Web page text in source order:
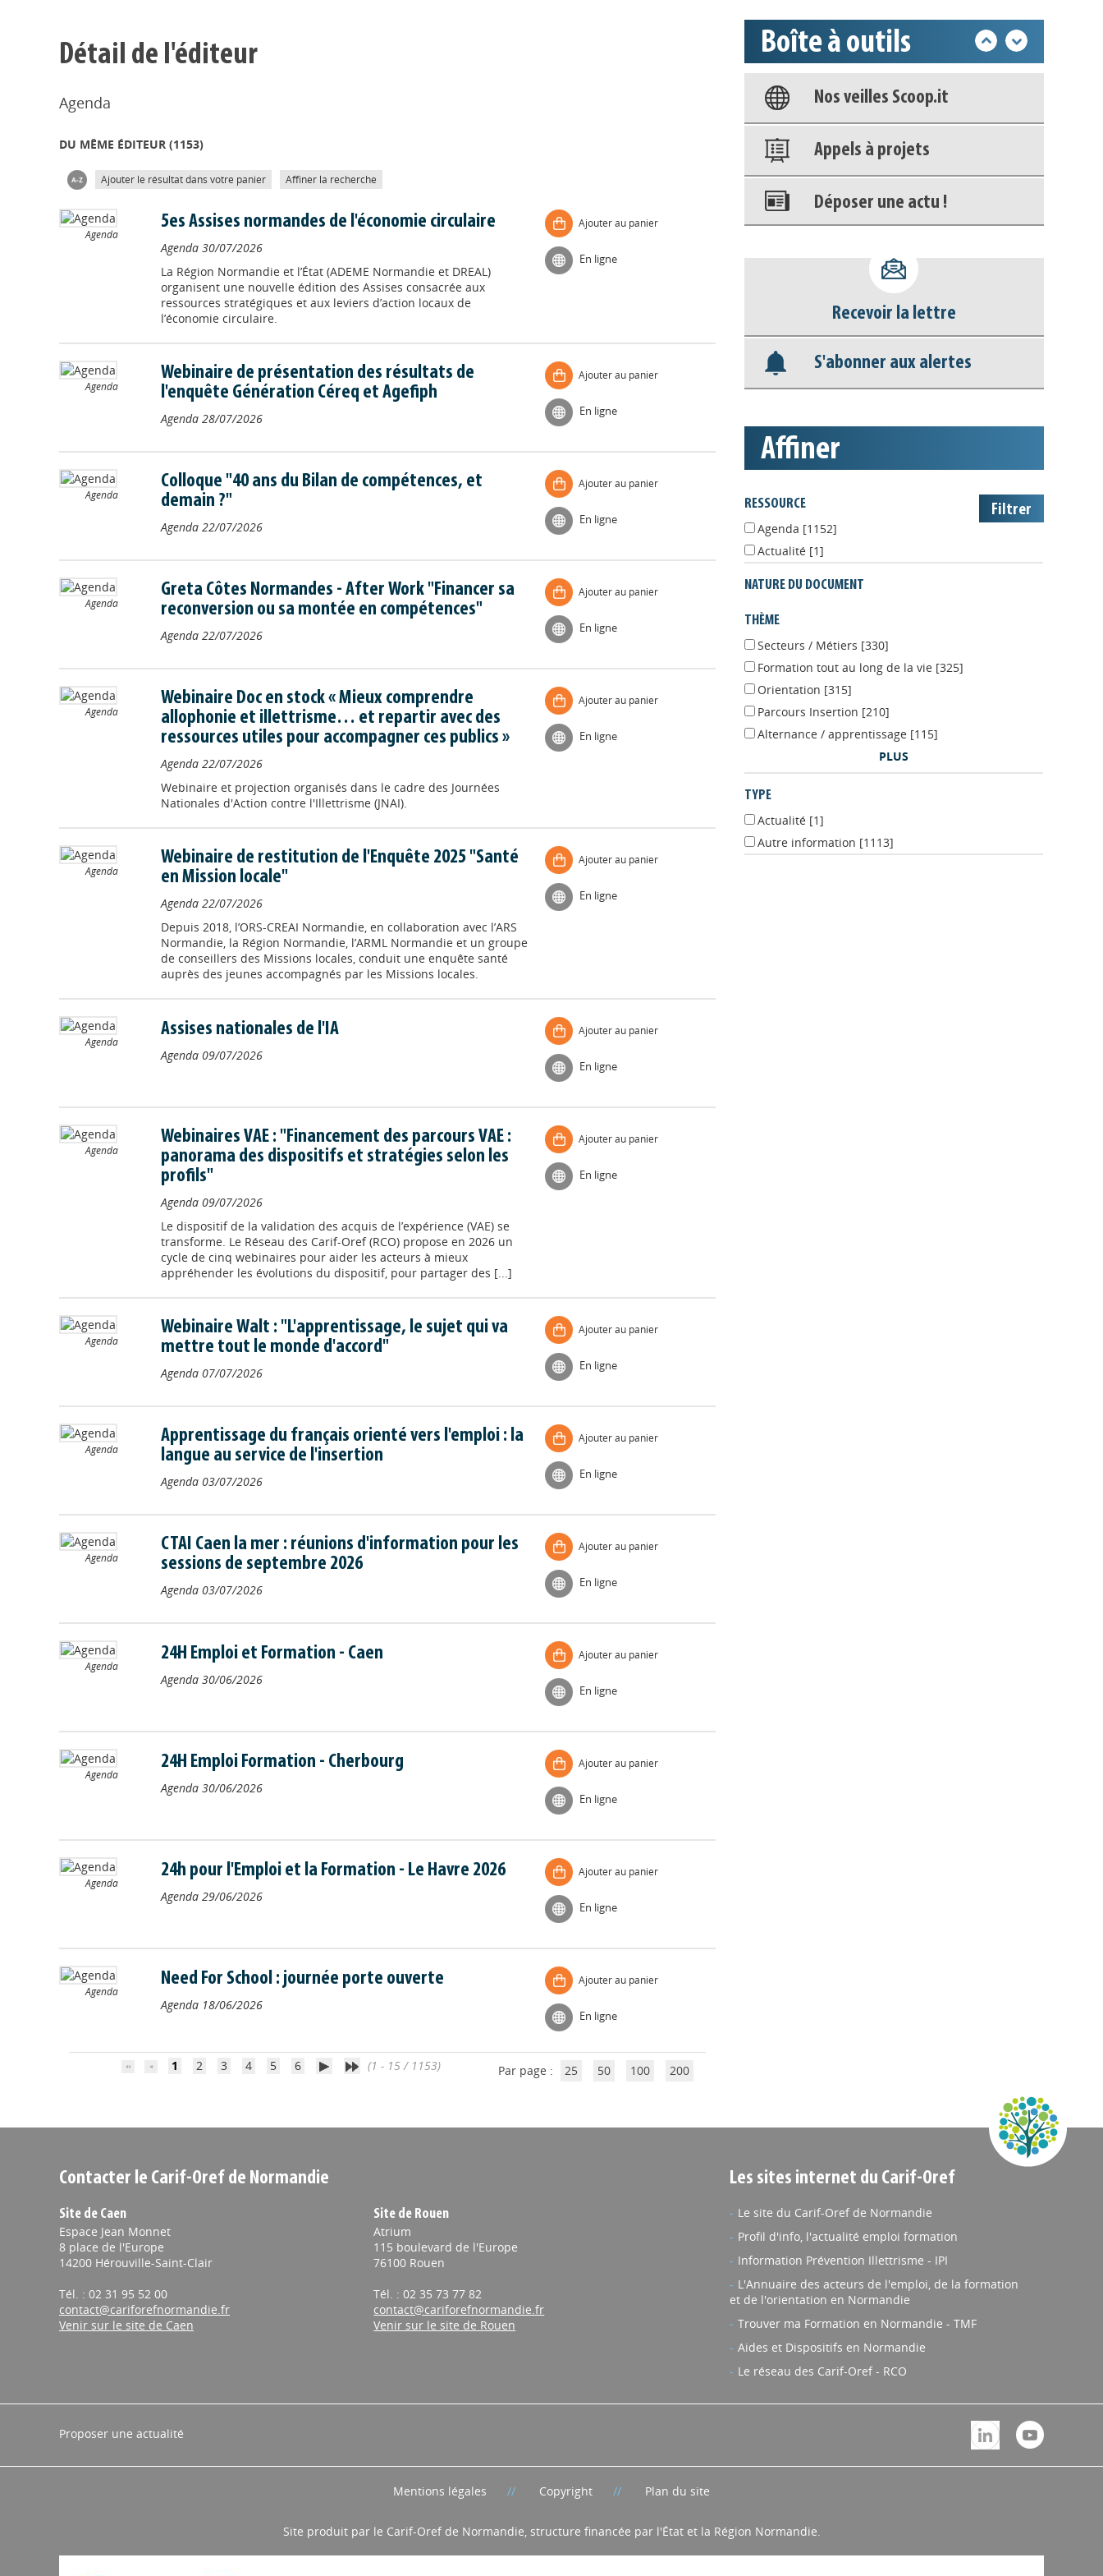
Détail de l'éditeur
Agenda
DU MÊME ÉDITEUR (1153)
Ajouter le résultat dans votre panier Affiner la recherche
Agenda
5es Assises normandes de l'économie circulaire
Agenda 30/07/2026
La Région Normandie et l’État (ADEME Normandie et DREAL)
organisent une nouvelle édition des Assises consacrée aux
ressources stratégiques et aux leviers d’action locaux de
l’économie circulaire.
Ajouter au panier
En ligne
Agenda
Webinaire de présentation des résultats de
l'enquête Génération Céreq et Agefiph
Agenda 28/07/2026
Ajouter au panier
En ligne
Agenda
Colloque "40 ans du Bilan de compétences, et
demain ?"
Agenda 22/07/2026
Ajouter au panier
En ligne
Agenda
Greta Côtes Normandes - After Work "Financer sa
reconversion ou sa montée en compétences"
Agenda 22/07/2026
Ajouter au panier
En ligne
Agenda
Webinaire Doc en stock « Mieux comprendre
allophonie et illettrisme… et repartir avec des
ressources utiles pour accompagner ces publics »
Agenda 22/07/2026
Webinaire et projection organisés dans le cadre des Journées
Nationales d'Action contre l'Illettrisme (JNAI).
Ajouter au panier
En ligne
Agenda
Webinaire de restitution de l'Enquête 2025 "Santé
en Mission locale"
Agenda 22/07/2026
Depuis 2018, l’ORS-CREAI Normandie, en collaboration avec l’ARS
Normandie, la Région Normandie, l’ARML Normandie et un groupe
de conseillers des Missions locales, conduit une enquête santé
auprès des jeunes accompagnés par les Missions locales.
Ajouter au panier
En ligne
Agenda
Assises nationales de l'IA
Agenda 09/07/2026
Ajouter au panier
En ligne
Agenda
Webinaires VAE : "Financement des parcours VAE :
panorama des dispositifs et stratégies selon les
profils"
Agenda 09/07/2026
Le dispositif de la validation des acquis de l’expérience (VAE) se
transforme. Le Réseau des Carif-Oref (RCO) propose en 2026 un
cycle de cinq webinaires pour aider les acteurs à mieux
appréhender les évolutions du dispositif, pour partager des [...]
Ajouter au panier
En ligne
Agenda
Webinaire Walt : "L'apprentissage, le sujet qui va
mettre tout le monde d'accord"
Agenda 07/07/2026
Ajouter au panier
En ligne
Agenda
Apprentissage du français orienté vers l'emploi : la
langue au service de l'insertion
Agenda 03/07/2026
Ajouter au panier
En ligne
Agenda
CTAI Caen la mer : réunions d'information pour les
sessions de septembre 2026
Agenda 03/07/2026
Ajouter au panier
En ligne
Agenda
24H Emploi et Formation - Caen
Agenda 30/06/2026
Ajouter au panier
En ligne
Agenda
24H Emploi Formation - Cherbourg
Agenda 30/06/2026
Ajouter au panier
En ligne
Agenda
24h pour l'Emploi et la Formation - Le Havre 2026
Agenda 29/06/2026
Ajouter au panier
En ligne
Agenda
Need For School : journée porte ouverte
Agenda 18/06/2026
Ajouter au panier
En ligne
1 2 3 4 5 6 (1 - 15 / 1153) Par page : 25 50 100 200
Boîte à outils
Base documentaire
Nos veilles Scoop.it
Appels à projets
Déposer une actu !
déconnecter)
Base documentaire
Nos veilles Scoop.it
Appels à projets
Recevoir la lettre
S'abonner aux alertes
affiner
RESSOURCE
Agenda [1152]
Actualité [1]
NATURE DU DOCUMENT
THÈME
Secteurs / Métiers [330]
Formation tout au long de la vie [325]
Orientation [315]
Parcours Insertion [210]
Alternance / apprentissage [115]
PLUS
TYPE
Actualité [1]
Autre information [1113]
Contacter le Carif-Oref de Normandie
Site de Caen
Espace Jean Monnet
8 place de l'Europe
14200 Hérouville-Saint-Clair
Tél. : 02 31 95 52 00
contact@cariforefnormandie.fr
Venir sur le site de Caen
Site de Rouen
Atrium
115 boulevard de l'Europe
76100 Rouen
Tél. : 02 35 73 77 82
contact@cariforefnormandie.fr
Venir sur le site de Rouen
Les sites internet du Carif-Oref
Le site du Carif-Oref de Normandie
Profil d'info, l'actualité emploi formation
Information Prévention Illettrisme - IPI
L'Annuaire des acteurs de l'emploi, de la formation
et de l'orientation en Normandie
Trouver ma Formation en Normandie - TMF
Aides et Dispositifs en Normandie
Le réseau des Carif-Oref - RCO
Proposer une actualité
Mentions légales Copyright Plan du site
Site produit par le Carif-Oref de Normandie, structure financée par l'État et la Région Normandie.